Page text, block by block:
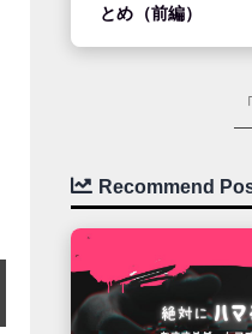
とめ（前編）
Recommend